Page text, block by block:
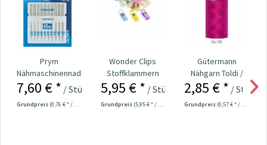
Prym
Nähmaschinennadeln
130/705
Universal...
7,60 € * / Stück
Grundpreis (0,76 € * / 1 Stück)
Wonder Clips
Stoffklammern
klein - 20 Stück
5,95 € * / Stück
Grundpreis (5,95 € * / 1 Stück)
Gütermann
Nähgarn Toldi /
500m pink col. 733
2,85 € * / Stück
Grundpreis (0,57 € * / 100 Meter)